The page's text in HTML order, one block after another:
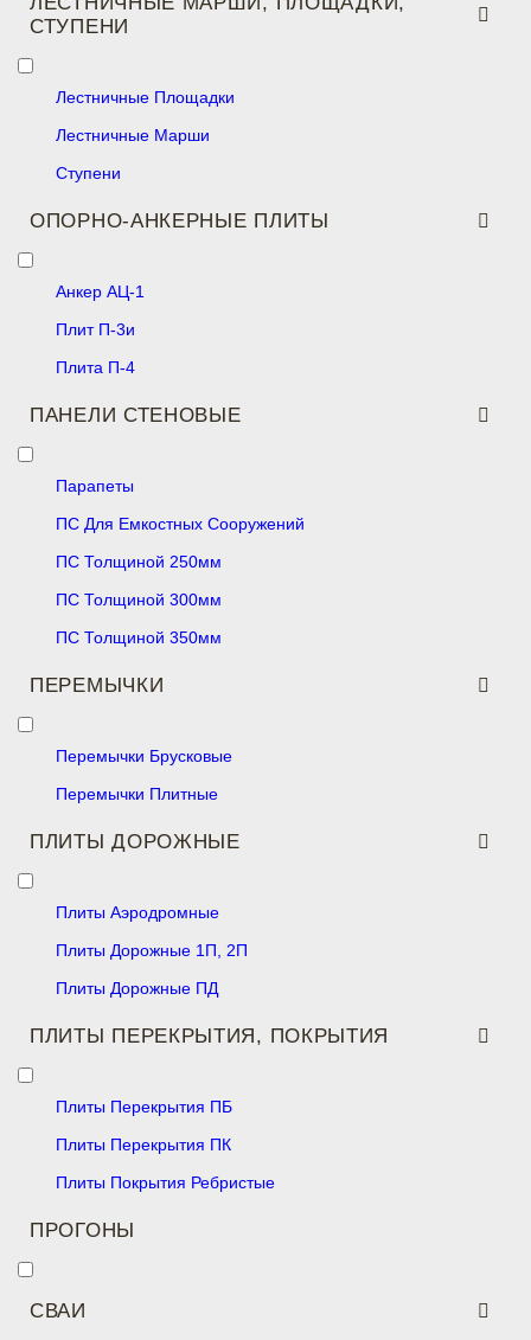
СТУПЕНИ
Лестничные Площадки
Лестничные Марши
Ступени
ОПОРНО-АНКЕРНЫЕ ПЛИТЫ
Анкер АЦ-1
Плит П-3и
Плита П-4
ПАНЕЛИ СТЕНОВЫЕ
Парапеты
ПС Для Емкостных Сооружений
ПС Толщиной 250мм
ПС Толщиной 300мм
ПС Толщиной 350мм
ПЕРЕМЫЧКИ
Перемычки Брусковые
Перемычки Плитные
ПЛИТЫ ДОРОЖНЫЕ
Плиты Аэродромные
Плиты Дорожные 1П, 2П
Плиты Дорожные ПД
ПЛИТЫ ПЕРЕКРЫТИЯ, ПОКРЫТИЯ
Плиты Перекрытия ПБ
Плиты Перекрытия ПК
Плиты Покрытия Ребристые
ПРОГОНЫ
СВАИ